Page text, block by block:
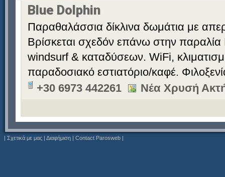
Blue Dolphin
Παραθαλάσσια δίκλινα δωμάτια με
Βρίσκεται σχεδόν επάνω στην
windsurf & καταδύσεων. WiFi,
παραδοσιακό εστιατόριο/καφέ.
+30 6973 442261
Νέα Χρυσή
| Σχετικά με μας | Διαφήμιση | Contact Parosweb |